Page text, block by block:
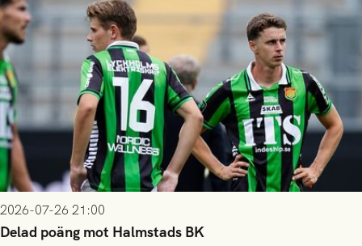
2026-07-26 21:00
Delad poäng mot Halmstads BK